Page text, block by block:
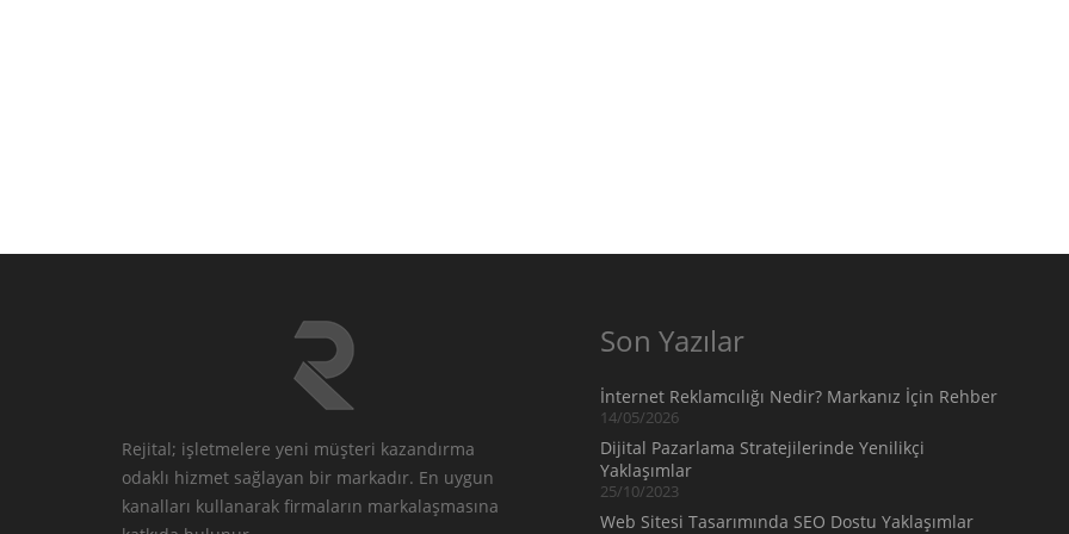
Rejital; işletmelere yeni müşteri kazandırma
odaklı hizmet sağlayan bir markadır. En uygun
kanalları kullanarak firmaların markalaşmasına
Son Yazılar
İnternet Reklamcılığı Nedir? Markanız İçin Rehber
14/05/2026
Dijital Pazarlama Stratejilerinde Yenilikçi
Yaklaşımlar
25/10/2023
Web Sitesi Tasarımında SEO Dostu Yaklaşımlar